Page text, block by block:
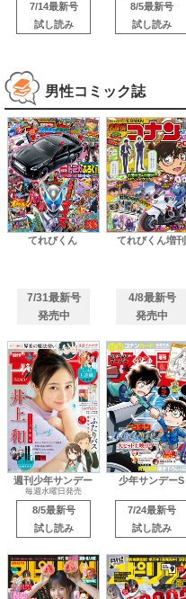
7/14最新号
試し読み
8/5最新号
試し読み
男性コミック誌
てれびくん
7/31最新号
発売中
てれびくん増刊
4/8最新号
発売中
週刊少年サンデー
毎週水曜日発売
8/5最新号
試し読み
少年サンデーS
7/24最新号
試し読み